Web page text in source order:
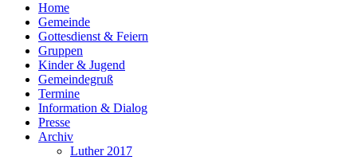
Home
Gemeinde
Gottesdienst & Feiern
Gruppen
Kinder & Jugend
Gemeindegruß
Termine
Information & Dialog
Presse
Archiv
Luther 2017